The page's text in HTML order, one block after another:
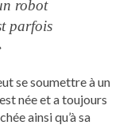
robot
parfois
se soumettre à un
née et a toujours
ainsi qu’à sa